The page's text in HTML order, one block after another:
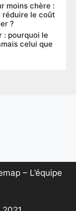
moins chère :
réduire le coût
?
: pourquoi le
celui que
– L’équipe